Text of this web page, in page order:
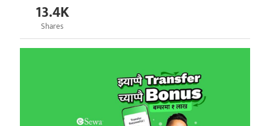
13.4K
Shares